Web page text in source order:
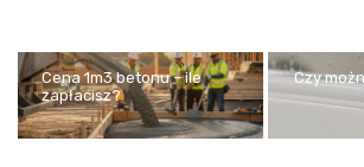
Cena 1m3 betonu – ile
zapłacisz?
Czy